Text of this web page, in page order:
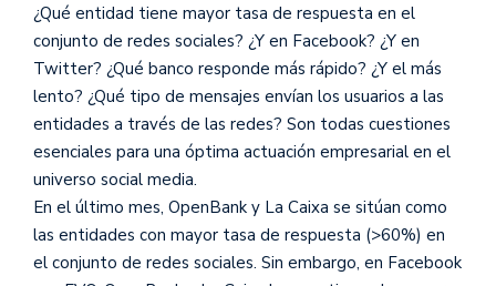
¿Qué entidad tiene mayor tasa de respuesta en el
conjunto de redes sociales? ¿Y en Facebook? ¿Y en
Twitter? ¿Qué banco responde más rápido? ¿Y el más
lento? ¿Qué tipo de mensajes envían los usuarios a las
entidades a través de las redes? Son todas cuestiones
esenciales para una óptima actuación empresarial en el
universo social media.
En el último mes, OpenBank y La Caixa se sitúan como
las entidades con mayor tasa de respuesta (>60%) en
el conjunto de redes sociales. Sin embargo, en Facebook